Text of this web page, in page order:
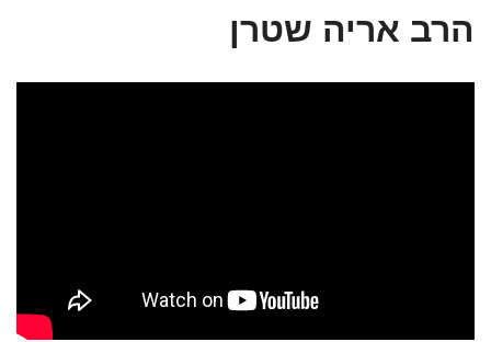
הרב אריה שטרן